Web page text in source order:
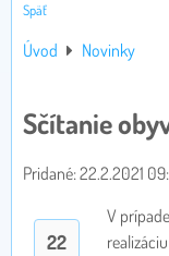
Späť
Úvod
Novinky
Sčítanie
Pridané: 22.2.2021
22
V